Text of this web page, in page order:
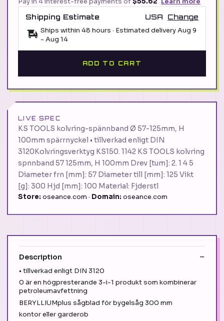
Shipping Estimate
USA
Change
Ships within 48 hours · Estimated deliveryAug 9
- Aug 14
ADD TO CART
LIVE SPEC
KS TOOLS kolvring-spännband Ø 57-125mm, H
100mm spärrnyckel • tillverkad enligt DIN
3120Kolvringsverktyg KS150. 1142 KS TOOLS kolvring
spnnband 57 125mm, H 100mm Drev [tum]: 2. 1 4 5
Diameter frn [mm]: 57 Diameter till [mm]: 125 Vikt
[g]: 300 Hjd [mm]: 100 Material: Fjderstl
Store: oseance.com · Domain: oseance.com
Description
• tillverkad enligt DIN 3120
0 är en högpresterande 3-i-1 produkt som kombinerar
petroleumavfettning
BERYLLIUMplus sågblad för bygelsåg 300 mm
kontor eller garderob